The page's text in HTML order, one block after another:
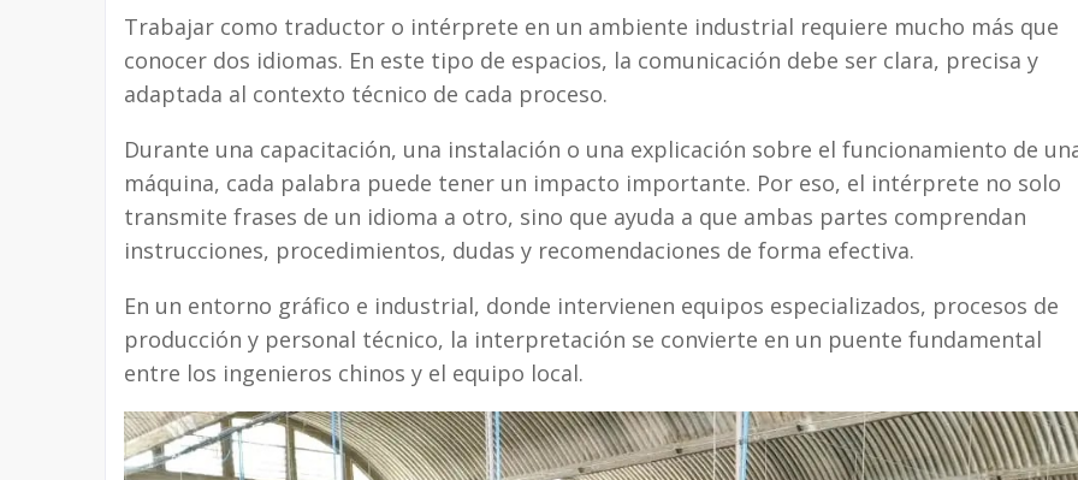
Trabajar como traductor o intérprete en un ambiente industrial requiere mucho más que
conocer dos idiomas. En este tipo de espacios, la comunicación debe ser clara, precisa y
adaptada al contexto técnico de cada proceso.
Durante una capacitación, una instalación o una explicación sobre el funcionamiento de
máquina, cada palabra puede tener un impacto importante. Por eso, el intérprete no solo
transmite frases de un idioma a otro, sino que ayuda a que ambas partes comprendan
instrucciones, procedimientos, dudas y recomendaciones de forma efectiva.
En un entorno gráfico e industrial, donde intervienen equipos especializados, procesos de
producción y personal técnico, la interpretación se convierte en un puente fundamental
entre los ingenieros chinos y el equipo local.